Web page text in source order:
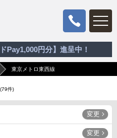
Pay1,000円分】進呈中！
東京メトロ東西線
(79件)
変更
変更